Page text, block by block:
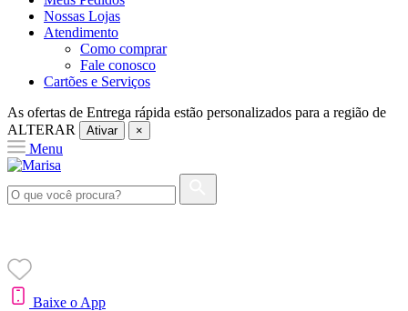
Nossas Lojas
Atendimento
Como comprar
Fale conosco
Cartões e Serviços
As ofertas de Entrega rápida estão personalizados para a região de
ALTERAR
Ativar ×
Menu
Baixe o App